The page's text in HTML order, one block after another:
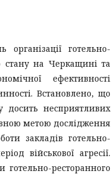
готельно-
стану на Черкащині та
ефективності
Встановлено, що
досить несприятливих
метою дослідження
закладів готельно-
військової агресії.
готельно-ресторанного